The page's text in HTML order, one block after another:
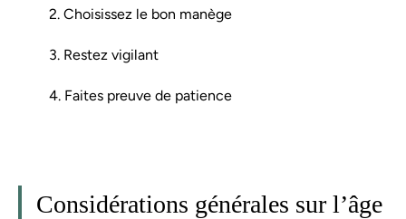
2. Choisissez le bon manège
3. Restez vigilant
4. Faites preuve de patience
Considérations générales sur l’âge